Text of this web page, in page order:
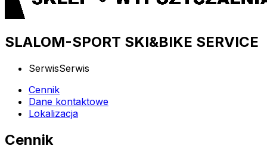
SLALOM-SPORT SKI&BIKE SERVICE
SerwisSerwis
Cennik
Dane kontaktowe
Lokalizacja
Cennik